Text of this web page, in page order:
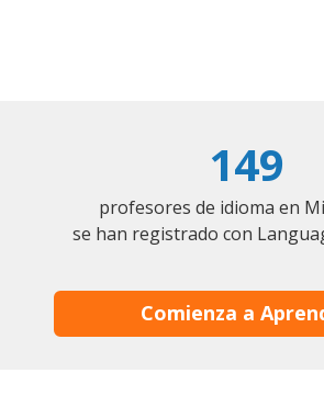
149
profesores de idioma en
se han registrado con
Comienza a